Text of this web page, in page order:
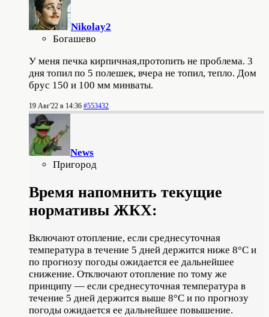
Nikolay2
Богашево
У меня печка кирпичная,протопить не проблема. 3
дня топил по 5 полешек, вчера не топил, тепло. Дом
брус 150 и 100 мм минваты.
19 Авг'22 в 14:36 #553432
News
Пригород
Время напомнить текущие
нормативы ЖКХ:
Включают отопление, если среднесуточная
температура в течение 5 дней держится ниже 8°С и
по прогнозу погоды ожидается ее дальнейшее
снижение. Отключают отопление по тому же
принципу — если среднесуточная температура в
течение 5 дней держится выше 8°С и по прогнозу
погоды ожидается ее дальнейшее повышение.